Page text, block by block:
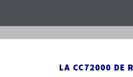
LA CC72000 DE